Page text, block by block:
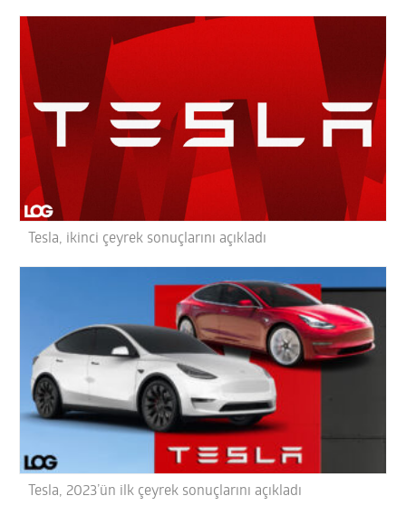
Tesla, ikinci çeyrek sonuçlarını açıkladı
Tesla, 2023’ün ilk çeyrek sonuçlarını açıkladı